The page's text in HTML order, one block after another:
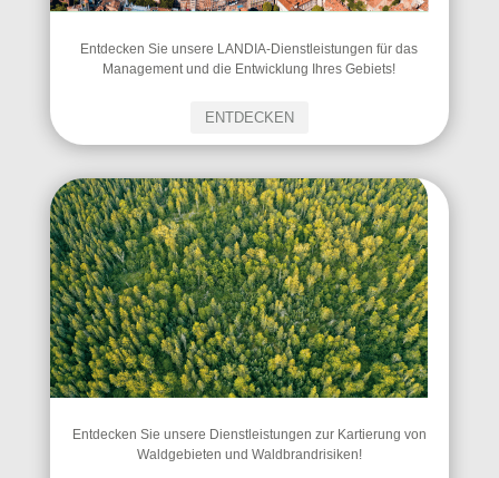
Entdecken Sie unsere LANDIA-Dienstleistungen für das
Management und die Entwicklung Ihres Gebiets!
ENTDECKEN
Entdecken Sie unsere Dienstleistungen zur Kartierung von
Waldgebieten und Waldbrandrisiken!